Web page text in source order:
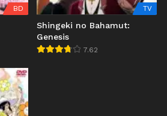
BD TV
Shingeki no Bahamut:
Genesis
7.62